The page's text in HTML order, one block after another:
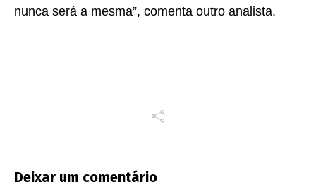
nunca será a mesma”, comenta outro analista.
Deixar um comentário